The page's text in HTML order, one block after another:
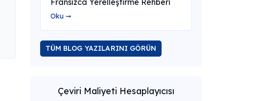
Fransızca Yerelleştirme Rehberi
Oku ➞
TÜM BLOG YAZILARINI GÖRÜN
Çeviri Maliyeti Hesaplayıcısı